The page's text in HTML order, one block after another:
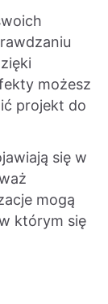
możesz
projekt do
się w
mogą
którym się